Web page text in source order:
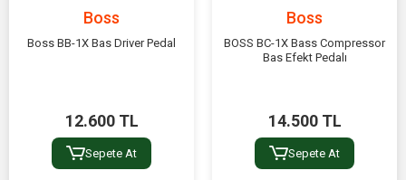
Boss
Boss BB-1X Bas Driver Pedal
12.600 TL
Sepete At
Boss
BOSS BC-1X Bass Compressor
Bas Efekt Pedalı
14.500 TL
Sepete At